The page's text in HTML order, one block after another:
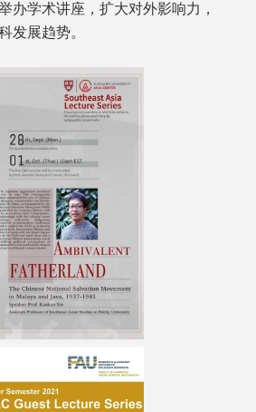
办学术讲座，扩大对外影响力，
发展趋势。